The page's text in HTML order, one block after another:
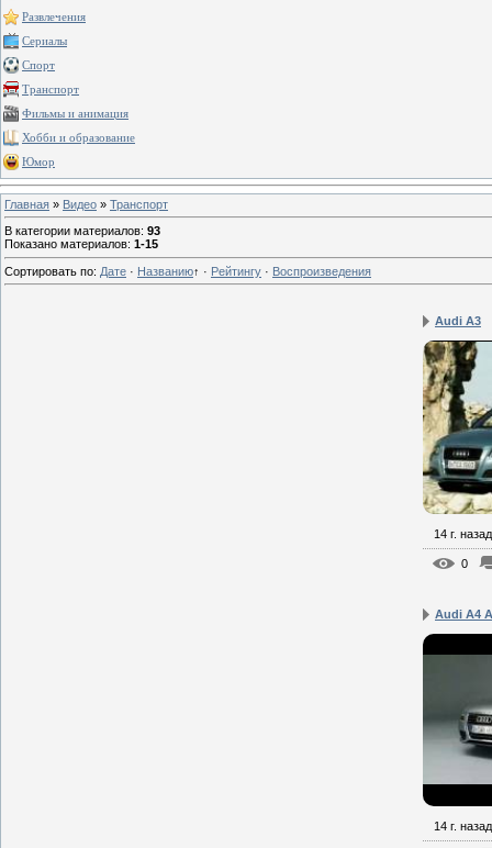
Развлечения
Сериалы
Спорт
Транспорт
Фильмы и анимация
Хобби и образование
Юмор
Главная » Видео » Транспорт
В категории материалов: 93
Показано материалов: 1-15
Сортировать по: Дате · Названию↑ · Рейтингу · Воспроизведения
Audi A3
14 г. назад
0
Audi A4
14 г. назад